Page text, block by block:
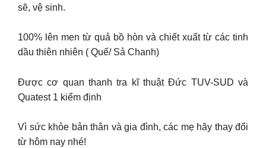
sẽ, vệ sinh.
100% lên men từ quả bồ hòn và chiết xuất từ các tinh
dầu thiên nhiên ( Quế/ Sả Chanh)
Được cơ quan thanh tra kĩ thuật Đức TUV-SUD và
Quatest 1 kiểm định
Vì sức khỏe bản thân và gia đình, các mẹ hãy thay đổi
từ hôm nay nhé!